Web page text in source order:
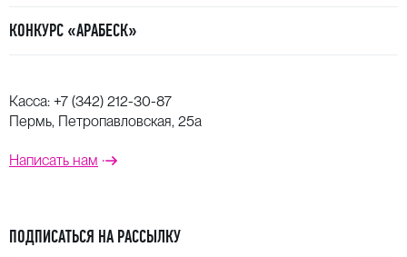
КОНКУРС «АРАБЕСК»
Касса: +7 (342) 212-30-87
Пермь, Петропавловская, 25а
Написать нам
ПОДПИСАТЬСЯ НА РАССЫЛКУ